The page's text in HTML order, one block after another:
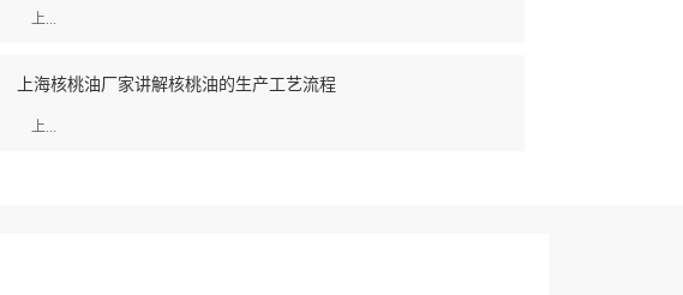
上...
上海核桃油厂家讲解核桃油的生产工艺流程
上...